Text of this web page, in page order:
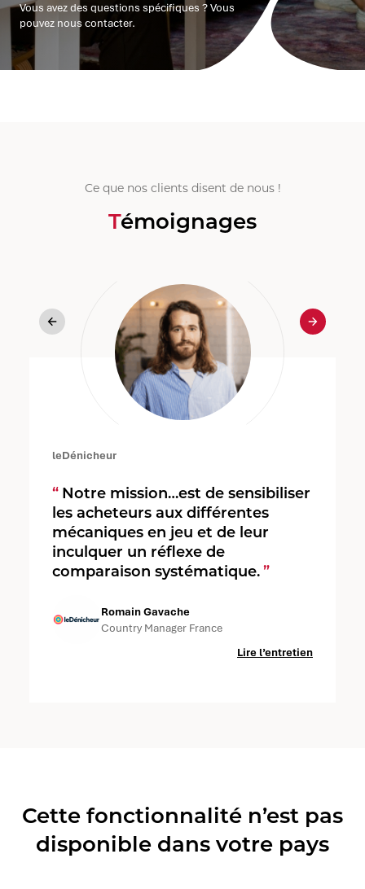
Vous avez des questions spécifiques ? Vous
pouvez nous contacter.
Témoignages
Ce que nos clients disent de nous !
leDénicheur
Notre mission…est de sensibiliser
les acheteurs aux différentes
mécaniques en jeu et de leur
inculquer un réflexe de
comparaison systématique.
Romain Gavache
Country Manager France
Lire l’entretien
Cette fonctionnalité n’est pas
disponible dans votre pays